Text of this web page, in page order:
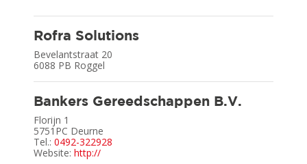
Rofra Solutions
Bevelantstraat 20
6088 PB Roggel
Bankers Gereedschappen B.V.
Florijn 1
5751PC Deurne
Tel.: 0492-322928
Website: http://